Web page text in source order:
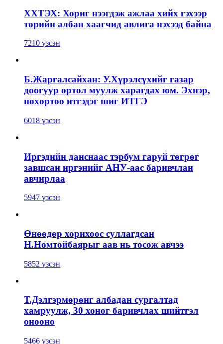
ХХТЭХ: Хориг нээгдэж ажлаа хийх гэхээр
төрийн албан хаагчид авлига нэхээд байна
7210 үзсэн
Б.Жаргалсайхан: У.Хүрэлсүхийг газар
доогуур ортол муулж харагдах юм. Эхнэр,
нөхөртөө итгэдэг шиг ИТГЭ
6018 үзсэн
Иргэдийн данснаас тэрбум гаруй төгрөг
завшсан иргэнийг АНУ-аас баривчлан
авчирлаа
5947 үзсэн
Өнөөдөр хорихоос суллагдсан
Н.Номтойбаярыг аав нь тосож авчээ
5852 үзсэн
Т.Дэлгэрмөрөнг албадан сургалтад
хамруулж, 30 хоног баривчлах шийтгэл
онооно
5466 үзсэн